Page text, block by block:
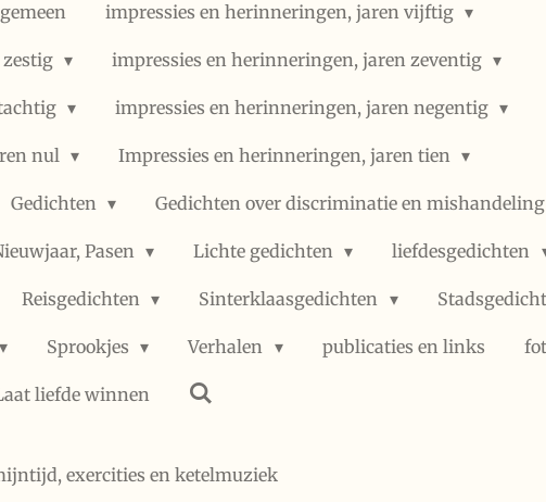
impressies en herinneringen, jaren vijftig
impressies en herinneringen, jaren zeventig
impressies en herinneringen, jaren negentig
nul Impressies en herinneringen, jaren tien
Gedichten Gedichten over discriminatie en mishandeling
Pasen Lichte gedichten liefdesgedichten
Reisgedichten Sinterklaasgedichten
Sprookjes Verhalen publicaties en links
liefde winnen
exercities en ketelmuziek